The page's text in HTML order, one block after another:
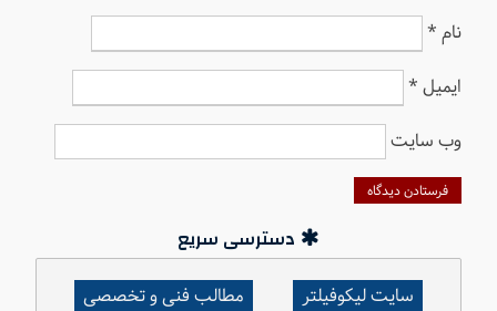
نام *
ایمیل *
وب‌ سایت
دسترسی سریع
سایت لیکوفیلتر مطالب فنی و تخصصی